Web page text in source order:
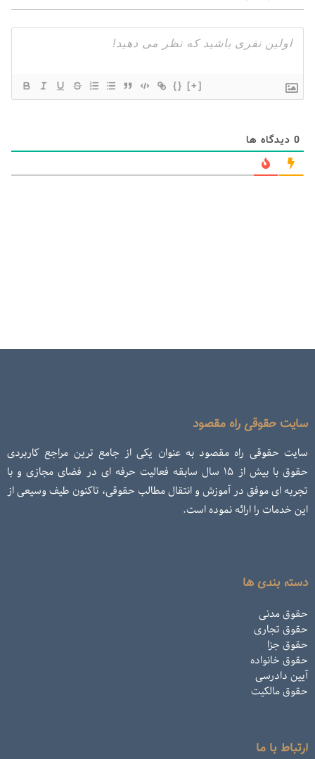
{} [+]
0 دیدگاه ها
سایت حقوقی راه مقصود
سایت حقوقی راه مقصود به عنوان یکی از جامع ترین مراجع کاربردی
حقوق با بیش از ۱۵ سال سابقه فعالیت حرفه ای در فضای مجازی و با
تجربه ای موفق در آموزش و انتقال مطالب حقوقی، تاکنون طیف وسیعی از
این خدمات را ارائه نموده است.
دسته بندی ها
حقوق مدنی
حقوق تجاری
حقوق جزا
حقوق خانواده
آیین دادرسی
حقوق مالکیت
ارتباط با ما